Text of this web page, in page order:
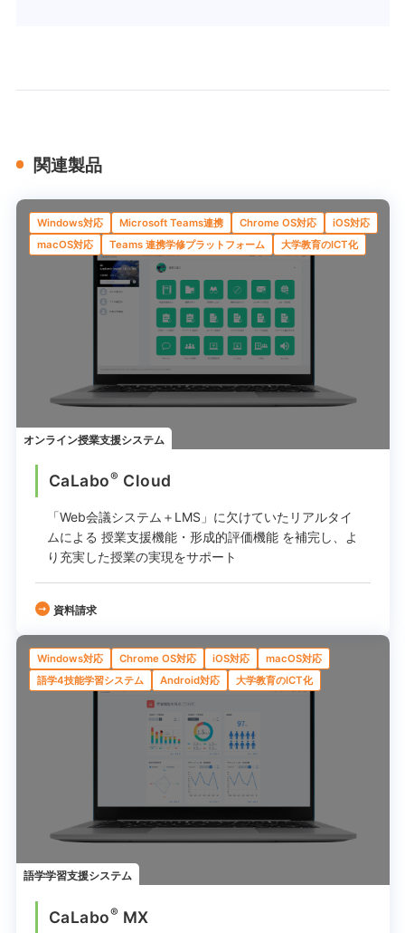
関連製品
Windows対応 Microsoft Teams連携 Chrome OS対応
iOS対応
macOS対応
Teams 連携学修プラットフォーム 大学教育のICT化
オンライン授業支援システム
CaLabo® ︎ Cloud
「Web会議システム＋LMS」に欠けていた リアルタイ
ムによる 授業支援機能・形成的評価機能 を補完し、
よ
り充実した授業の実現をサポート
資料請求
Windows対応 Chrome OS対応 iOS対応
macOS対応
語学4技能学習システム
Android対応 大学教育のICT化
語学学習支援システム
CaLabo® MX